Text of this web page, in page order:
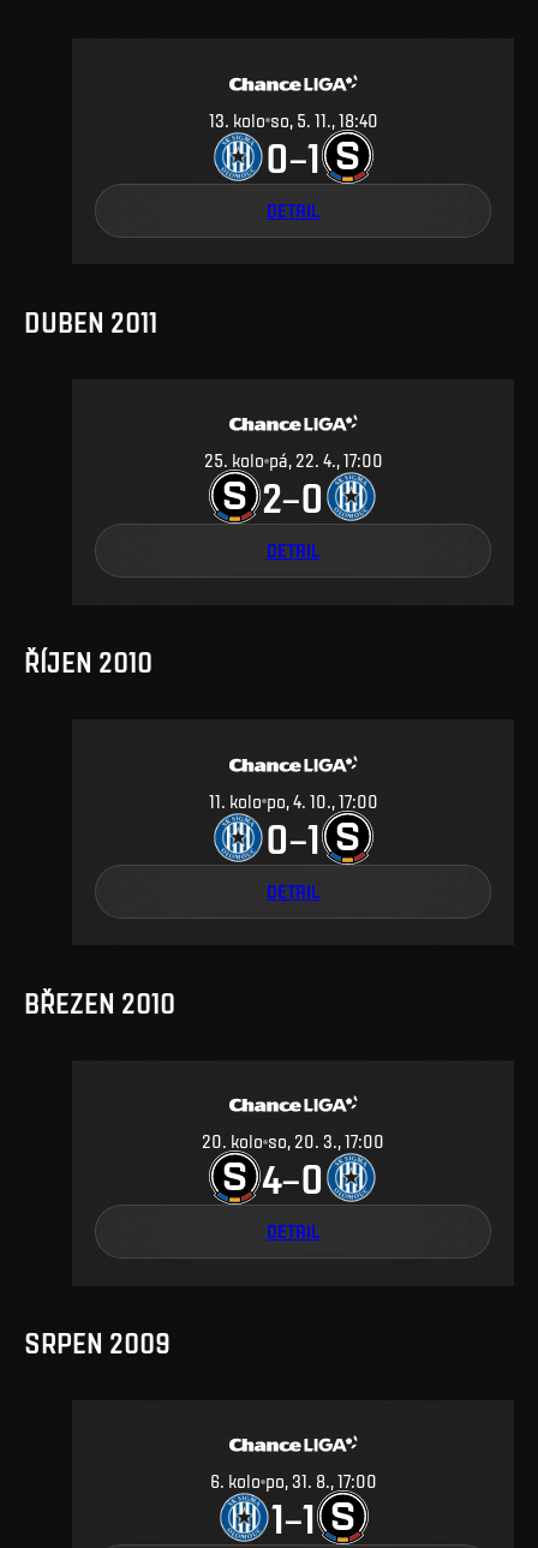
13. kolo so, 5. 11., 18:40
0–1
DETAIL
DUBEN 2011
25. kolo pá, 22. 4., 17:00
2–0
DETAIL
ŘÍJEN 2010
11. kolo po, 4. 10., 17:00
0–1
DETAIL
BŘEZEN 2010
20. kolo so, 20. 3., 17:00
4–0
DETAIL
SRPEN 2009
6. kolo po, 31. 8., 17:00
1–1